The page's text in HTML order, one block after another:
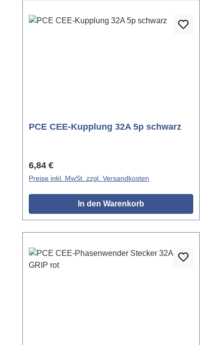
PCE CEE-Kupplung 32A 5p schwarz
Regulärer Preis:
6,84 €
Preise inkl. MwSt. zzgl. Versandkosten
In den Warenkorb